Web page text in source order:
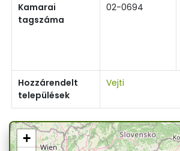
Kamarai
tagszáma
02-0694
Hozzárendelt
települések
Vejti
+